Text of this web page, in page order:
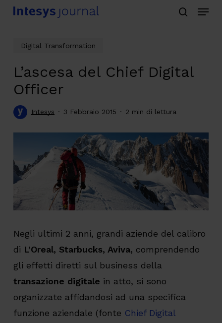
Skip
Menu
Digital Transformation
L’ascesa del Chief Digital
Officer
Intesys 3 Febbraio 2015 2 min di lettura
Negli ultimi 2 anni, grandi aziende del calibro
di L’Oreal, Starbucks, Aviva, comprendendo
gli effetti diretti sul business della
transazione digitale in atto, si sono
organizzate affidandosi ad una specifica
funzione aziendale (fonte Chief Digital